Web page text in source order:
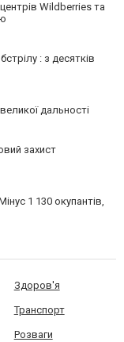
Wildberries та
: з десятків
дальності
захист
1 130 окупантів,
Здоров'я
Транспорт
Розваги